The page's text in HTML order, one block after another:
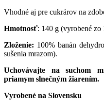
Vhodné aj pre cukrárov na
Hmotnosť: 140 g (vyrobené zo
Zloženie: 100% banán
sušenia mrazom).
Uchovávajte na suchom
priamym slnečným žiarením.
Vyrobené na Slovensku